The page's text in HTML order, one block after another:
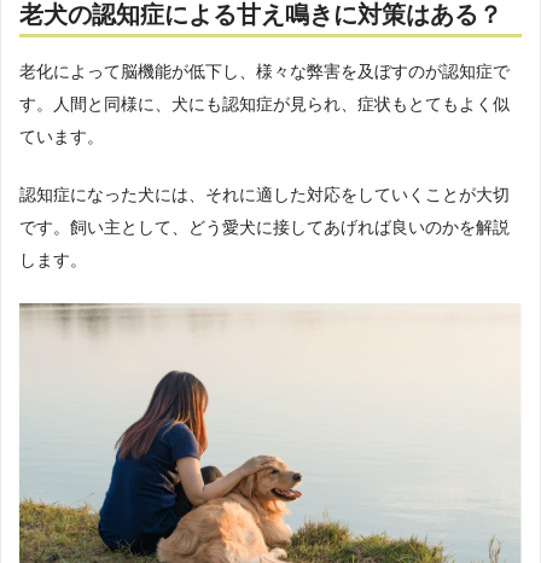
老犬の認知症による甘え鳴きに対策はある？
老化によって脳機能が低下し、様々な弊害を及ぼすのが認知症で
す。人間と同様に、犬にも認知症が見られ、症状もとてもよく似
ています。
認知症になった犬には、それに適した対応をしていくことが大切
です。飼い主として、どう愛犬に接してあげれば良いのかを解説
します。